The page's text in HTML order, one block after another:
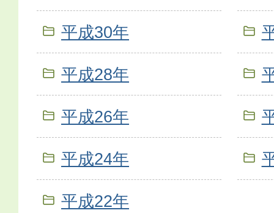
平成30年
平成28年
平成26年
平成24年
平成22年